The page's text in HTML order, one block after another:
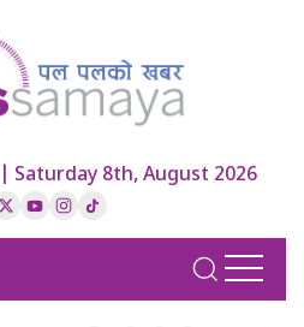
|| Saturday 8th, August 2026